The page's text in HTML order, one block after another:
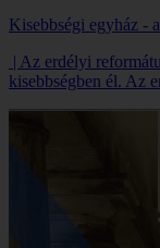
Kisebbségi egyház -
| Az erdélyi
kisebbségben él. Az